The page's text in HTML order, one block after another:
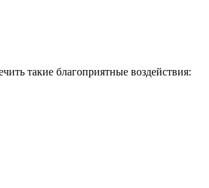
такие благоприятные воздействия: